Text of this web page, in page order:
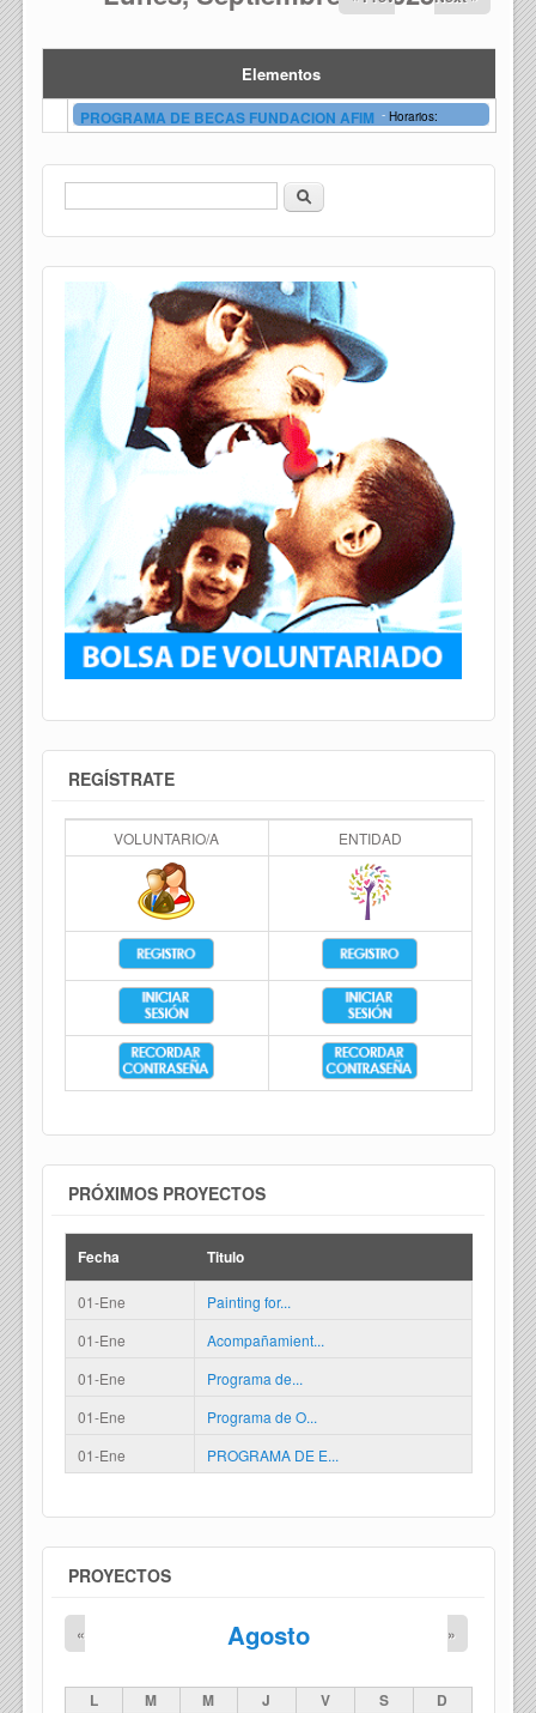
Elementos
PROGRAMA DE BECAS FUNDACION AFIM - Horarios:
Formulario de búsqueda
Buscar
REGÍSTRATE
VOLUNTARIO/A ENTIDAD
PRÓXIMOS PROYECTOS
Fecha Titulo
01-Ene
Painting for...
01-Ene
Acompañamient...
01-Ene
Programa de...
01-Ene
Programa de O...
01-Ene
PROGRAMA DE E...
PROYECTOS
Agosto
« »
L M M J V S D